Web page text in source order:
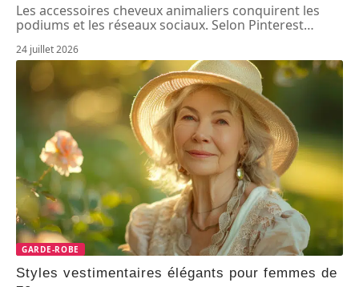
Les accessoires cheveux animaliers conquirent les
podiums et les réseaux sociaux. Selon Pinterest…
24 juillet 2026
GARDE-ROBE
Styles vestimentaires élégants pour femmes de